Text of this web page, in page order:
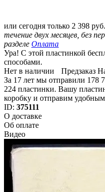
или сегодня только 2 398 руб.
течение двух месяцев, без
разделе Оплата
Ура! С этой пластинкой
способами.
Нет в наличии
Предзаказ
За 17 лет мы отправили 178
224 пластинки. Вашу
коробку и отправим
ID: 375111
О доставке
Об оплате
Видео